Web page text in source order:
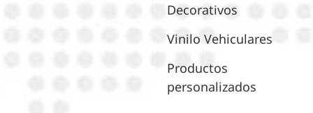
Decorativos
Vinilo Vehiculares
Productos
personalizados